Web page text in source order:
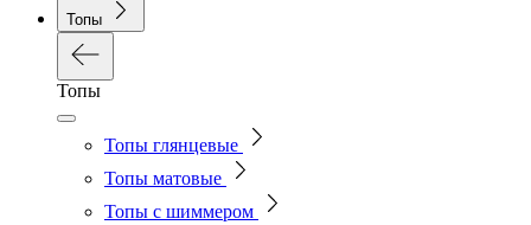
Топы
Топы
Топы глянцевые
Топы матовые
Топы с шиммером